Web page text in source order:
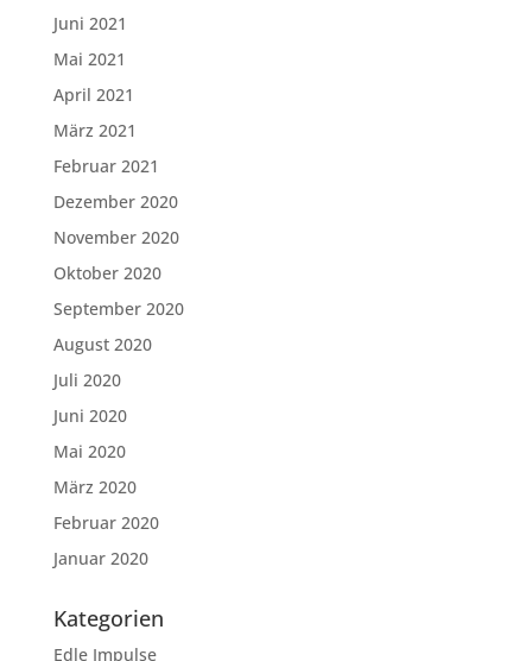
Juni 2021
Mai 2021
April 2021
März 2021
Februar 2021
Dezember 2020
November 2020
Oktober 2020
September 2020
August 2020
Juli 2020
Juni 2020
Mai 2020
März 2020
Februar 2020
Januar 2020
Kategorien
Edle Impulse